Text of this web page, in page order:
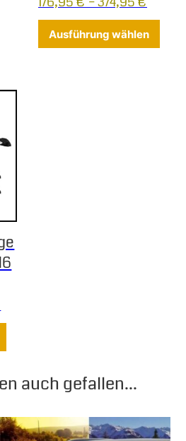
Ausführung wählen
auch gefallen...